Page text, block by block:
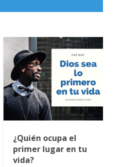
¿Quién ocupa el
primer lugar en tu
vida?